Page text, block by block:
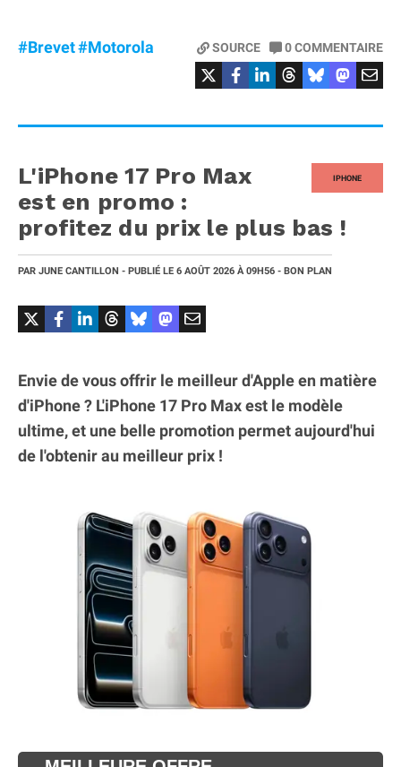
#Brevet#Motorola SOURCE 0COMMENTAIRE
IPHONE
L'iPhone 17 Pro Max
est en promo :
profitez du prix le plus bas !
PAR JUNE CANTILLON - PUBLIÉ LE 6 AOÛT 2026 À 09H56 - BON PLAN
Envie de vous offrir le meilleur d'Apple en matière
d'iPhone ? L'iPhone 17 Pro Max est le modèle
ultime, et une belle promotion permet aujourd'hui
de l'obtenir au meilleur prix !